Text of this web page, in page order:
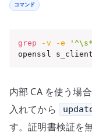
コマンド
grep -v -e
openssl
内部 CA を使う場
入れてから
す。証明書検証を